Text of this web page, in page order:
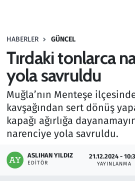
HABERLER GÜNCEL
Tırdaki tonlarca
yola savruldu
Muğla’nın Menteşe
kavşağından sert dönüş
kapağı ağırlığa
narenciye yola savruldu.
ASLIHAN YILDIZ
EDITÖR
21.12.2024 -
YAYINLANMA
Haber
Kültür Sanat
Kurumsal Haberler
Lezzet Durağı